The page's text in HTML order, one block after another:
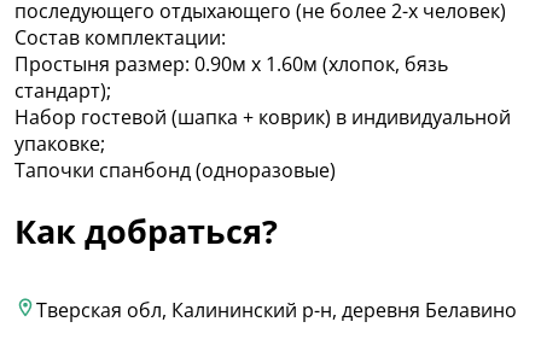
последующего отдыхающего (не более 2-х человек)
Состав комплектации:
Простыня размер: 0.90м х 1.60м (хлопок, бязь
стандарт);
Набор гостевой (шапка + коврик) в индивидуальной
упаковке;
Тапочки спанбонд (одноразовые)
Как добраться?
Тверская обл, Калининский р-н, деревня Белавино